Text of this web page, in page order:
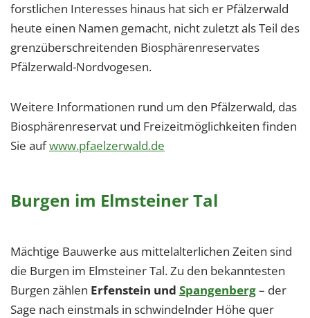
forstlichen Interesses hinaus hat sich er Pfälzerwald
heute einen Namen gemacht, nicht zuletzt als Teil des
grenzüberschreitenden Biosphärenreservates
Pfälzerwald-Nordvogesen.
Weitere Informationen rund um den Pfälzerwald, das
Biosphärenreservat und Freizeitmöglichkeiten finden
Sie aufwww.pfaelzerwald.de
Burgen im Elmsteiner Tal
Mächtige Bauwerke aus mittelalterlichen Zeiten sind
die Burgen im Elmsteiner Tal. Zu den bekanntesten
Burgen zählen Erfenstein und Spangenberg– der
Sage nach einstmals in schwindelnder Höhe quer